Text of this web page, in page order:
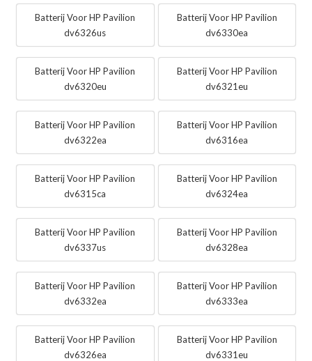
Batterij Voor HP Pavilion
dv6326us
Batterij Voor HP Pavilion
dv6330ea
Batterij Voor HP Pavilion
dv6320eu
Batterij Voor HP Pavilion
dv6321eu
Batterij Voor HP Pavilion
dv6322ea
Batterij Voor HP Pavilion
dv6316ea
Batterij Voor HP Pavilion
dv6315ca
Batterij Voor HP Pavilion
dv6324ea
Batterij Voor HP Pavilion
dv6337us
Batterij Voor HP Pavilion
dv6328ea
Batterij Voor HP Pavilion
dv6332ea
Batterij Voor HP Pavilion
dv6333ea
Batterij Voor HP Pavilion
dv6326ea
Batterij Voor HP Pavilion
dv6331eu